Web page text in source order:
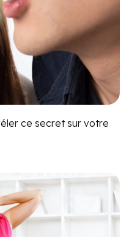
ce secret sur votre